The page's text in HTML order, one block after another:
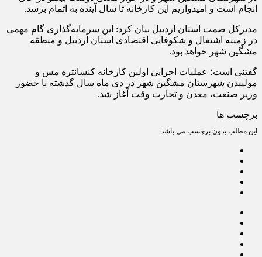
انجام است و امیدواریم این کارخانه تا سال آینده به اتمام برسد.
مدیرکل صمت استان اردبیل بیان کرد: این سرمایه‌گذاری گام مهمی
در زمینه اشتغال و شکوفایی اقتصادی استان اردبیل و منطقه
مشگین شهر خواهد بود.
گفتنی است؛ عملیات اجرایی اولین کارخانه کنسانتره مس و
مولیبدن شهرستان مشگین ‌شهر در دی ماه سال گذشته با حضور
وزیر صنعت، معدن و تجارت وقت آغاز شد.
برچسب ها
این مطلب بدون برچسب می باشد.